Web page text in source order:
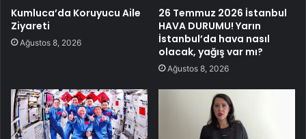
Kumluca’da Koruyucu Aile
Ziyareti
Ağustos 8, 2026
26 Temmuz 2026 İstanbul
HAVA DURUMU! Yarın
İstanbul’da hava nasıl
olacak, yağış var mı?
Ağustos 8, 2026